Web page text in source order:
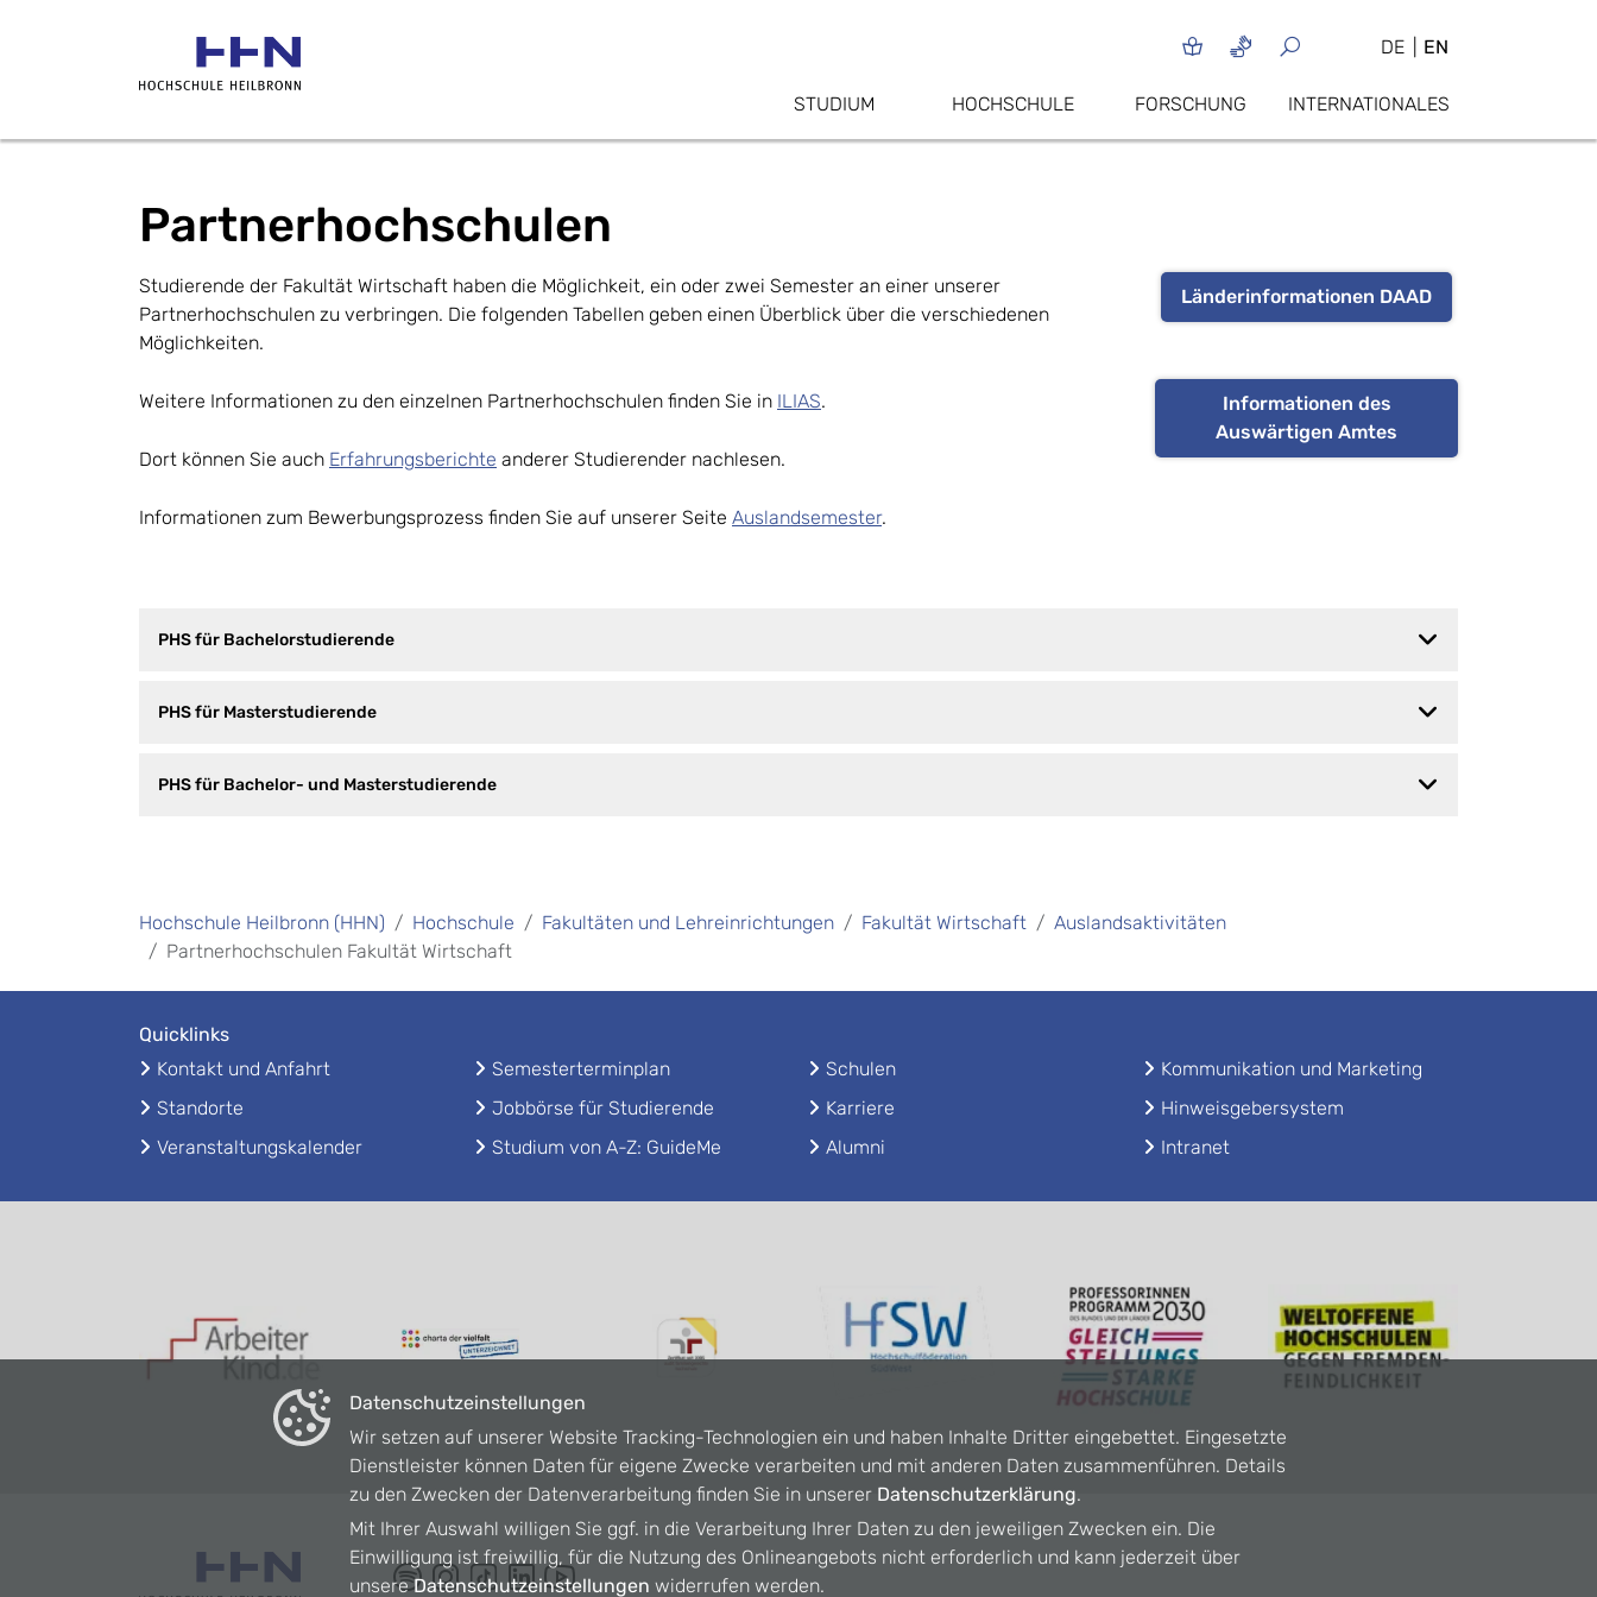
DE EN
STUDIUM HOCHSCHULE FORSCHUNG INTERNATIONALES
Partnerhochschulen
Studierende der Fakultät Wirtschaft haben die Möglichkeit, ein oder zwei Semester an einer unserer
Partnerhochschulen zu verbringen. Die folgenden Tabellen geben einen Überblick über die verschiedenen
Möglichkeiten.
Weitere Informationen zu den einzelnen Partnerhochschulen finden Sie in ILIAS.
Dort können Sie auch Erfahrungsberichte anderer Studierender nachlesen.
Informationen zum Bewerbungsprozess finden Sie auf unserer Seite Auslandsemester.
Länderinformationen DAAD
Informationen des
Auswärtigen Amtes
PHS für Bachelorstudierende
PHS für Masterstudierende
PHS für Bachelor- und Masterstudierende
Hochschule Heilbronn (HHN) Hochschule Fakultäten und Lehreinrichtungen Fakultät Wirtschaft
Auslandsaktivitäten
Partnerhochschulen Fakultät Wirtschaft
Quicklinks
Kontakt und Anfahrt
Standorte
Veranstaltungskalender
Semesterterminplan
Jobbörse für Studierende
Studium von A-Z: GuideMe
Schulen
Karriere
Alumni
Kommunikation und Marketing
Hinweisgebersystem
Intranet
Datenschutzeinstellungen
Wir setzen auf unserer Website Tracking-Technologien ein und haben Inhalte Dritter eingebettet. Eingesetzte
Dienstleister können Daten für eigene Zwecke verarbeiten und mit anderen Daten zusammenführen. Details
zu den Zwecken der Datenverarbeitung finden Sie in unserer Datenschutzerklärung.
Mit Ihrer Auswahl willigen Sie ggf. in die Verarbeitung Ihrer Daten zu den jeweiligen Zwecken ein. Die
Einwilligung ist freiwillig, für die Nutzung des Onlineangebots nicht erforderlich und kann jederzeit über
unsereDatenschutzeinstellungen widerrufen werden.